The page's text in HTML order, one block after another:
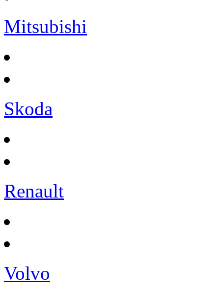
Mitsubishi
Skoda
Renault
Volvo